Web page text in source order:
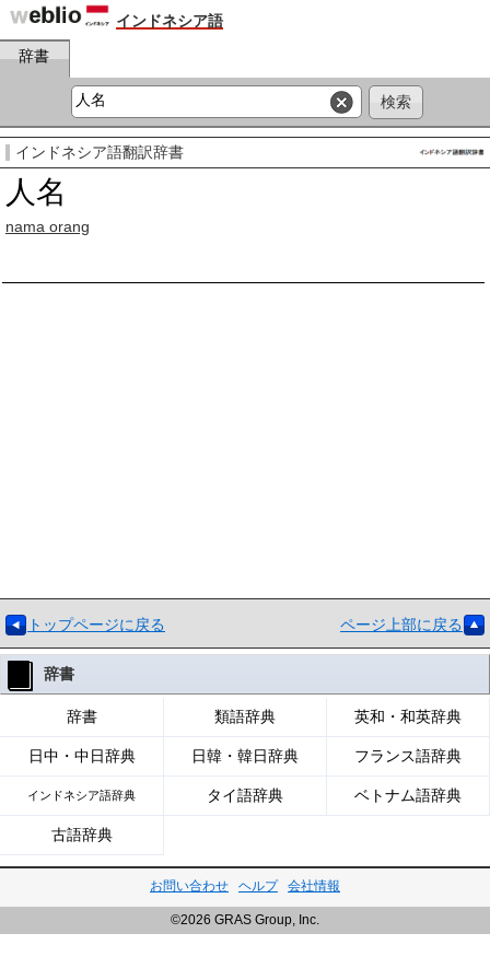
インドネシア語
辞書
インドネシア語翻訳辞書
人名
nama orang
トップページに戻る ページ上部に戻る
辞書
辞書 類語辞典 英和・和英辞典
日中・中日辞典 日韓・韓日辞典 フランス語辞典
インドネシア語辞典 タイ語辞典 ベトナム語辞典
古語辞典
お問い合わせ ヘルプ 会社情報
©2026 GRAS Group, Inc.